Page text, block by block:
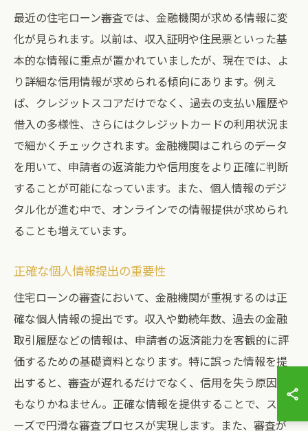
最近の住宅ローン審査では、金融機関が求める情報に変
化が見られます。以前は、収入証明や住民票といった基
本的な情報に重点が置かれていましたが、現在では、よ
り詳細な信用情報が求められる傾向にあります。例え
ば、クレジットスコアだけでなく、過去の支払い履歴や
借入の多様性、さらにはクレジットカードの利用状況ま
で細かくチェックされます。金融機関はこれらのデータ
を用いて、申請者の返済能力や信用度をより正確に判断
することが可能になっています。また、個人情報のデジ
タル化が進む中で、オンラインでの情報提供が求められ
ることも増えています。
正確な個人情報提出の重要性
住宅ローンの審査において、金融機関が重視するのは正
確な個人情報の提出です。収入や勤続年数、過去の金融
取引履歴などの情報は、申請者の返済能力を客観的に評
価するための基礎資料となります。特に誤った情報を提
出すると、審査が遅れるだけでなく、信用を失う原因に
もなりかねません。正確な情報を提供することで、スム
ーズで円滑な審査プロセスが実現します。また、審査が